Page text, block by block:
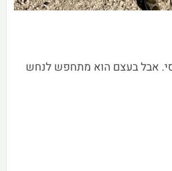
אבל בעצם הוא מתחפש לנחש